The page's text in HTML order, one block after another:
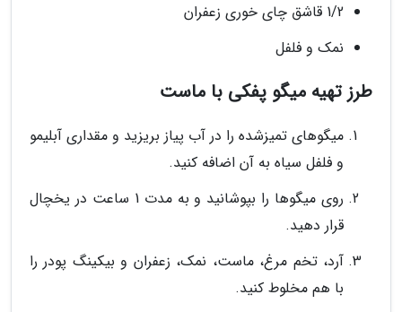
1/2 قاشق چای خوری زعفران
نمک و فلفل
طرز تهیه میگو پفکی با ماست
میگوهای تمیزشده را در آب پیاز بریزید و مقداری آبلیمو
و فلفل سیاه به آن اضافه کنید.
روی میگوها را بپوشانید و به مدت 1 ساعت در یخچال
قرار دهید.
آرد، تخم مرغ، ماست، نمک، زعفران و بیکینگ پودر را
با هم مخلوط کنید.